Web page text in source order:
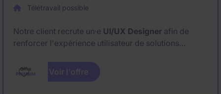
Télétravail possible
Notre client recrute un·e UI/UX Designer afin de
renforcer l'expérience utilisateur de solutions
poste s'inscrit dans le secteur
d'un environnement de
Voir l'offre